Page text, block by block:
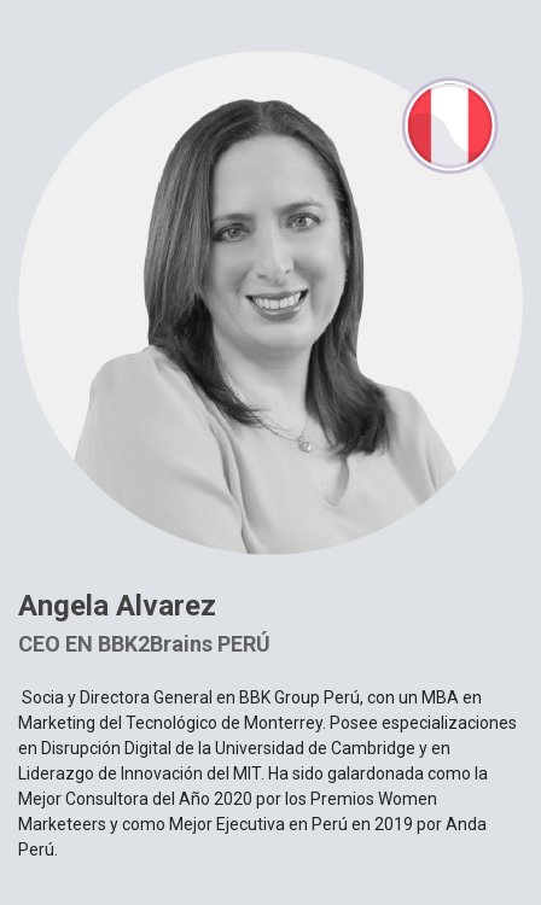
Angela Alvarez
CEO EN BBK2Brains PERÚ
Socia y Directora General en BBK Group Perú, con un MBA en
Marketing del Tecnológico de Monterrey. Posee especializaciones
en Disrupción Digital de la Universidad de Cambridge y en
Liderazgo de Innovación del MIT. Ha sido galardonada como la
Mejor Consultora del Año 2020 por los Premios Women
Marketeers y como Mejor Ejecutiva en Perú en 2019 por Anda
Perú.